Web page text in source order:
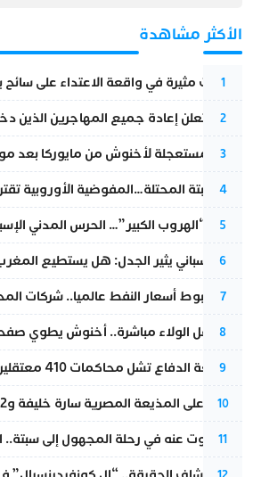
الأكثر مشاهدة
1
تطورات مثيرة في واقعة الاعتداء على
2
إسبانيا تعلن إعادة جميع المهاجرين
3
عودة مستعجلة لأخنوش من مايوركا بعد
4
أزمة سبتة المحتلة…المفوضية الأوروبية
5
عملية “الهروب الكبير”… الحرس المدني
6
تقرير إسباني يثير الجدل: هل يستطيع
7
رغم هبوط أسعار النفط عالميا.. شركات
8
بعد حفل الولاء مباشرة.. أخنوش يطوي
9
مقاطعة الدفاع تشل محاكمات 410 معتقلين.. والنيابة العامة تبحث عن حل قانوني
10
الحكم على المذيعة المصرية سارة خليفة و12 متهما بالإعدام في قضية هزت بلاد الفراعنة
11
المسكوت عنه في رحلة المجهول إلى سبتة..